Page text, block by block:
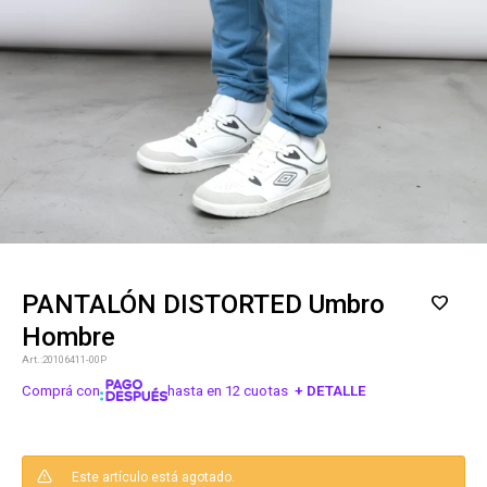
PANTALÓN DISTORTED Umbro
Hombre
20106411-00P
Comprá con hasta en 12 cuotas + DETALLE
Este artículo está agotado.